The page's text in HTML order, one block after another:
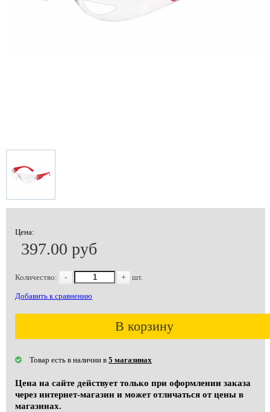
Цена:
397.00 руб
Количество: - + шт.
Добавить к сравнению
В корзину
Товар есть в наличии в 5 магазинах
Цена на сайте действует только при оформлении заказа
через интернет-магазин и может отличаться от цены в
магазинах.